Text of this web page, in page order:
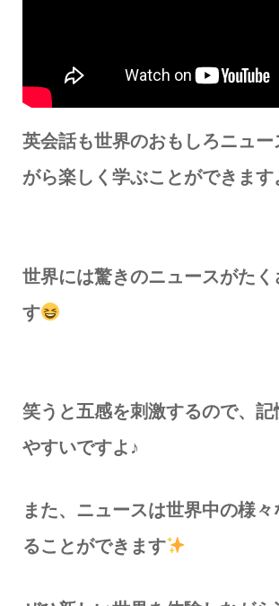
英会話も世界のおもしろニュー
がら楽しく学ぶことができます
世界には驚きのニュースがたく
す
笑うと五感を刺激するので、記
やすいですよ♪
また、ニュースは世界中の様
ることができます